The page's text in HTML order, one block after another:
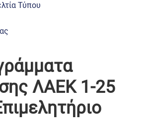
Τύπου
ΛΑΕΚ 1-25